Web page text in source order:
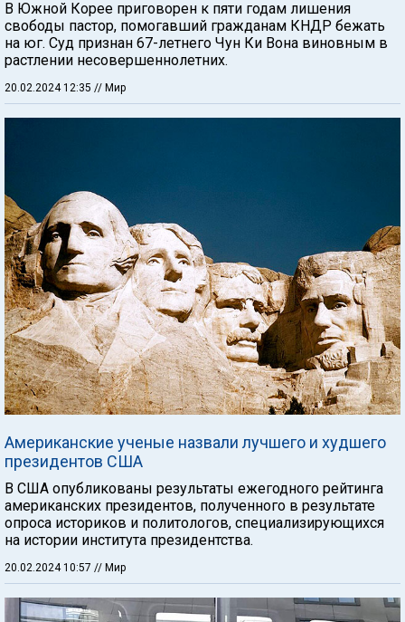
В Южной Корее приговорен к пяти годам лишения
свободы пастор, помогавший гражданам КНДР бежать
на юг. Суд признан 67-летнего Чун Ки Вона виновным в
растлении несовершеннолетних.
20.02.2024 12:35 // Мир
Американские ученые назвали лучшего и худшего
президентов США
В США опубликованы результаты ежегодного рейтинга
американских президентов, полученного в результате
опроса историков и политологов, специализирующихся
на истории института президентства.
20.02.2024 10:57 // Мир